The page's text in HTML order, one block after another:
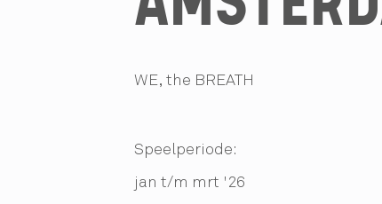
WE, the BREATH
Speelperiode:
jan t/m mrt '26